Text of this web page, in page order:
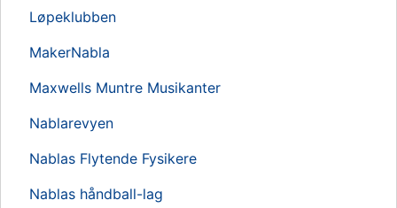
Løpeklubben
MakerNabla
Maxwells Muntre Musikanter
Nablarevyen
Nablas Flytende Fysikere
Nablas håndball-lag